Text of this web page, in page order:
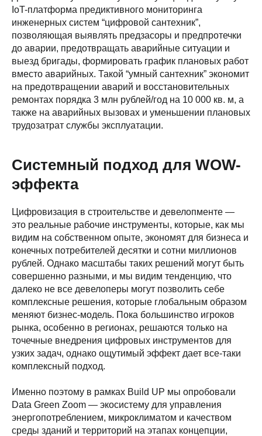
IoT-платформа предиктивного мониторинга
инженерных систем “цифровой сантехник”,
позволяющая выявлять предзасоры и предпротечки
до аварии, предотвращать аварийные ситуации и
выезд бригады, формировать график плановых работ
вместо аварийных. Такой “умный сантехник” экономит
на предотвращении аварий и восстановительных
ремонтах порядка 3 млн рублей/год на 10 000 кв. м, а
также на аварийных вызовах и уменьшении плановых
трудозатрат службы эксплуатации.
Системный подход для WOW-
эффекта
Цифровизация в строительстве и девелопменте —
это реальные рабочие инструменты, которые, как мы
видим на собственном опыте, экономят для бизнеса и
конечных потребителей десятки и сотни миллионов
рублей. Однако масштабы таких решений могут быть
совершенно разными, и мы видим тенденцию, что
далеко не все девелоперы могут позволить себе
комплексные решения, которые глобальным образом
меняют бизнес-модель. Пока большинство игроков
рынка, особенно в регионах, решаются только на
точечные внедрения цифровых инструментов для
узких задач, однако ощутимый эффект дает все-таки
комплексный подход.
Именно поэтому в рамках Build UP мы опробовали
Data Green Zoom — экосистему для управления
энергопотреблением, микроклиматом и качеством
среды зданий и территорий на этапах концепции,